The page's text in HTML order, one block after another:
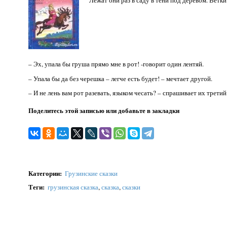
– Эх, упала бы груша прямо мне в рот! -говорит один лентяй.
– Упала бы да без черешка – легче есть будет! – мечтает другой.
– И не лень вам рот разевать, языком чесать? – спрашивает их
Поделитесь этой записью или добавьте в закладки
Категории: Грузинские сказки
Теги: грузинская сказка, сказка, сказки